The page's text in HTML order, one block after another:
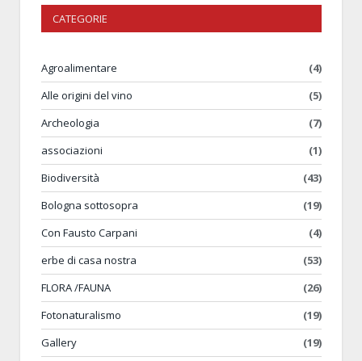
CATEGORIE
Agroalimentare
(4)
Alle origini del vino
(5)
Archeologia
(7)
associazioni
(1)
Biodiversità
(43)
Bologna sottosopra
(19)
Con Fausto Carpani
(4)
erbe di casa nostra
(53)
FLORA /FAUNA
(26)
Fotonaturalismo
(19)
Gallery
(19)